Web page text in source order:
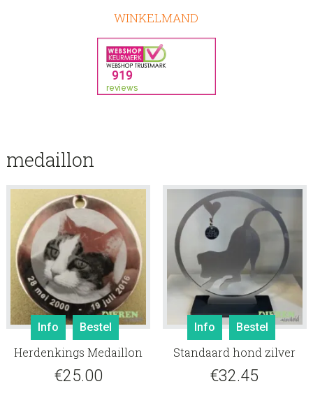
WINKELMAND
medaillon
Info Bestel
Herdenkings Medaillon
€25.00
Info Bestel
Standaard hond zilver
€32.45